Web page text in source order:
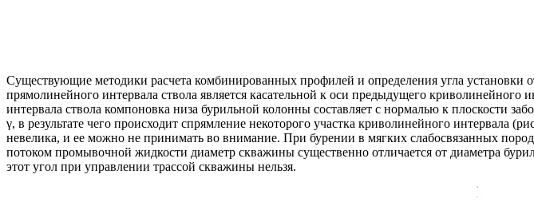
Существующие методики расчета комбинированных профилей и определения угла установки
прямолинейного интервала ствола является касательной к оси предыдущего
интервала ствола компоновка низа бурильной колонны составляет с нормалью к плоскости
γ, в результате чего происходит спрямление некоторого участка криволинейного
невелика, и ее можно не принимать во внимание. При бурении в мягких слабосвязанных
потоком промывочной жидкости диаметр скважины существенно отличается от диаметра
этот угол при управлении трассой скважины нельзя.